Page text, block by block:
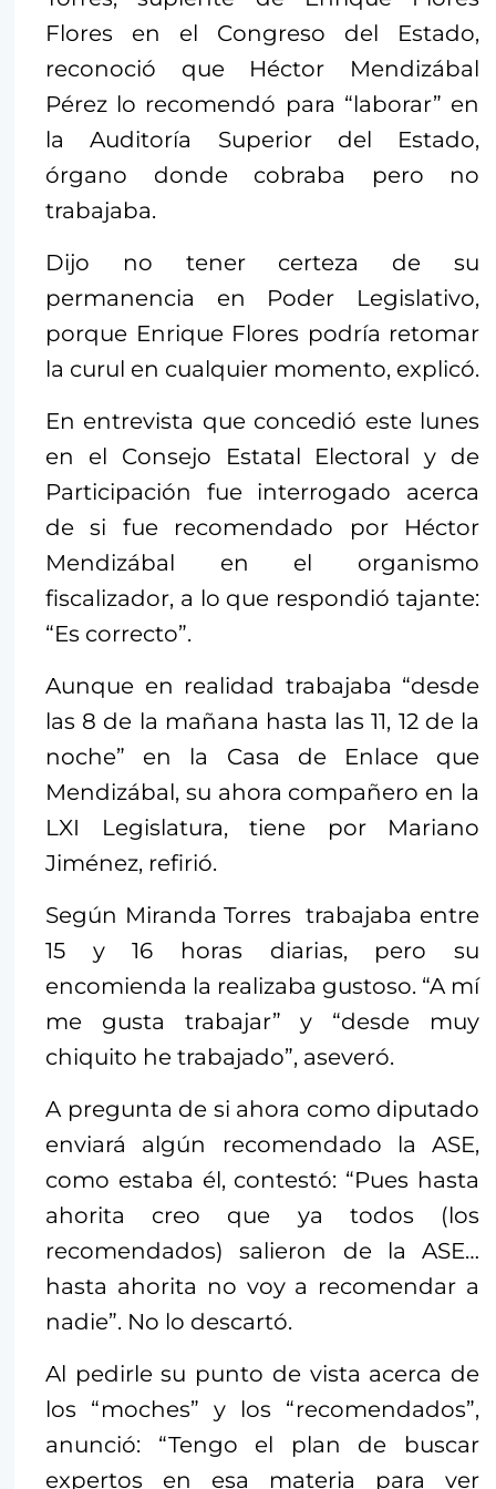
Flores en el Congreso del Estado,
reconoció que Héctor Mendizábal
Pérez lo recomendó para “laborar” en
la Auditoría Superior del Estado,
órgano donde cobraba pero no
trabajaba.
Dijo no tener certeza de su
permanencia en Poder Legislativo,
porque Enrique Flores podría retomar
la curul en cualquier momento, explicó.
En entrevista que concedió este lunes
en el Consejo Estatal Electoral y de
Participación fue interrogado acerca
de si fue recomendado por Héctor
Mendizábal en el organismo
fiscalizador, a lo que respondió tajante:
“Es correcto”.
Aunque en realidad trabajaba “desde
las 8 de la mañana hasta las 11, 12 de la
noche” en la Casa de Enlace que
Mendizábal, su ahora compañero en la
LXI Legislatura, tiene por Mariano
Jiménez, refirió.
Según Miranda Torres trabajaba entre
15 y 16 horas diarias, pero su
encomienda la realizaba gustoso. “A mí
me gusta trabajar” y “desde muy
chiquito he trabajado”, aseveró.
A pregunta de si ahora como diputado
enviará algún recomendado la ASE,
como estaba él, contestó: “Pues hasta
ahorita creo que ya todos (los
recomendados) salieron de la ASE…
hasta ahorita no voy a recomendar a
nadie”. No lo descartó.
Al pedirle su punto de vista acerca de
los “moches” y los “recomendados”,
anunció: “Tengo el plan de buscar
expertos en esa materia para ver